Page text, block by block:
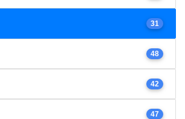
31
48
42
47